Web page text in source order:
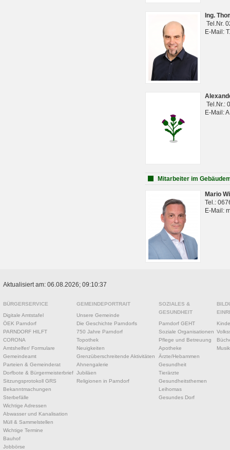
Ing.
Tel.Nr.
E-Mail:
Tel.Nr.:
E-Mail:
Mitarbeiter im
Mario
Tel.:
E-Mail:
Aktualisiert am: 06.08.2026; 09:10:37
BÜRGERSERVICE
Digitale Amtstafel
ÖEK Parndorf
PARNDORF HILFT
CORONA
Amtshelfer/ Formulare
Gemeindeamt
Parteien & Gemeinderat
Dorfbote & Bürgermeisterbrief
Sitzungsprotokoll GRS
Bekanntmachungen
Sterbefälle
Wichtige Adressen
Abwasser und Kanalisation
Müll & Sammelstellen
Wichtige Termine
Bauhof
Jobbörse
GEMEINDEPORTRAIT
Unsere Gemeinde
Die Geschichte Parndorfs
750 Jahre Parndorf
Topothek
Neuigkeiten
Grenzüberschreitende Aktivitäten
Ahnengalerie
Jubiläen
Religionen in Parndorf
SOZIALES &
GESUNDHEIT
Parndorf GEHT
Soziale Organisationen
Pflege und Betreuung
Apotheke
Ärzte/Hebammen
Gesundheit
Tierärzte
Gesundheitsthemen
Leihomas
Gesundes Dorf